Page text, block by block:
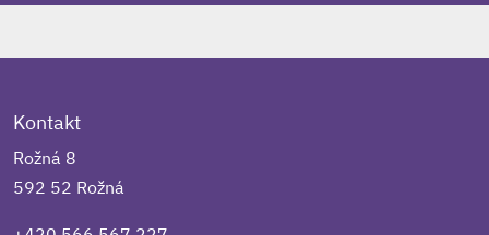
Kontakt
Rožná 8
592 52 Rožná